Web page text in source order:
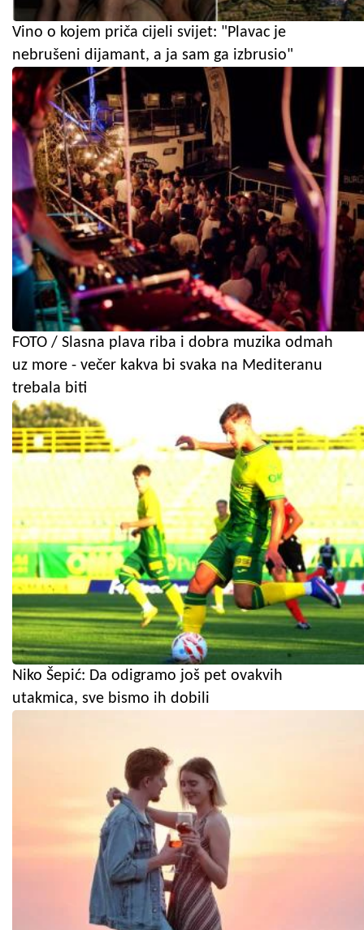
Vino o kojem priča cijeli svijet: "Plavac je
nebrušeni dijamant, a ja sam ga izbrusio"
FOTO / Slasna plava riba i dobra muzika odmah
uz more - večer kakva bi svaka na Mediteranu
trebala biti
Niko Šepić: Da odigramo još pet ovakvih
utakmica, sve bismo ih dobili